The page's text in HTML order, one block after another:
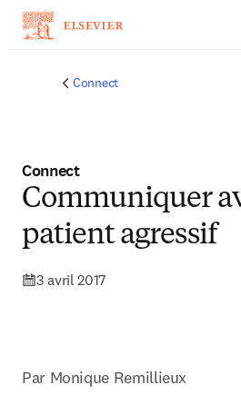
Connect
Connect
Communiquer
patient agressif
3 avril 2017
Par Monique Remillieux